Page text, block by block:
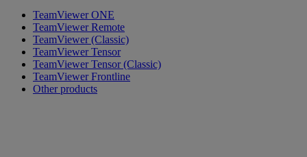
TeamViewer ONE
TeamViewer Remote
TeamViewer (Classic)
TeamViewer Tensor
TeamViewer Tensor (Classic)
TeamViewer Frontline
Other products